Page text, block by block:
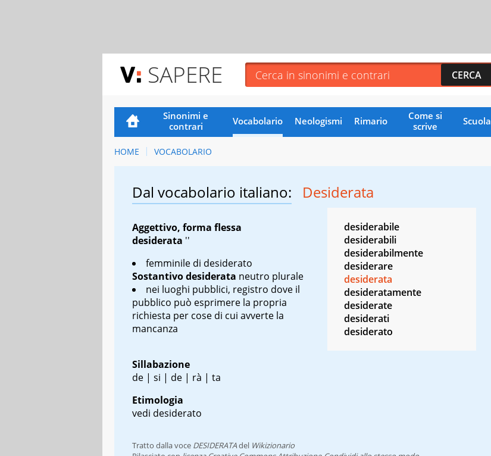
SAPERE
Sinonimi e
contrari
Vocabolario Neologismi Rimario
Come si
scrive
Scuola
HOME VOCABOLARIO
Dal vocabolario italiano: Desiderata
Aggettivo, forma flessa
desiderata ''
femminile di desiderato
Sostantivodesiderata neutro plurale
nei luoghi pubblici, registro dove il
pubblico può esprimere la propria
richiesta per cose di cui avverte la
mancanza
Sillabazione
de | si | de | rà | ta
Etimologia
vedi desiderato
desiderabile
desiderabili
desiderabilmente
desiderare
desiderata
desideratamente
desiderate
desiderati
desiderato
Tratto dalla voce DESIDERATAdel Wikizionario